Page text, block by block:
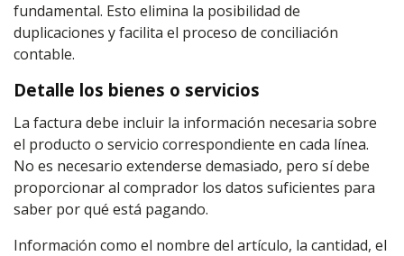
fundamental. Esto elimina la posibilidad de
duplicaciones y facilita el proceso de conciliación
contable.
Detalle los bienes o servicios
La factura debe incluir la información necesaria sobre
el producto o servicio correspondiente en cada línea.
No es necesario extenderse demasiado, pero sí debe
proporcionar al comprador los datos suficientes para
saber por qué está pagando.
Información como el nombre del artículo, la cantidad, el